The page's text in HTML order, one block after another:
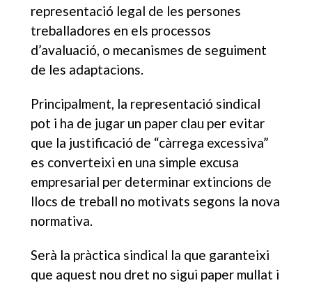
representació legal de les persones
treballadores en els processos
d’avaluació, o mecanismes de seguiment
de les adaptacions.
Principalment, la representació sindical
pot i ha de jugar un paper clau per evitar
que la justificació de “càrrega excessiva”
es converteixi en una simple excusa
empresarial per determinar extincions de
llocs de treball no motivats segons la nova
normativa.
Serà la pràctica sindical la que garanteixi
que aquest nou dret no sigui paper mullat i